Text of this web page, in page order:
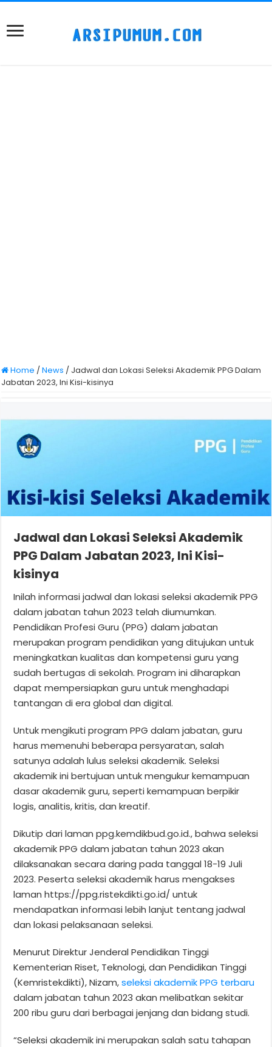
Home /News / Jadwal dan Lokasi Seleksi Akademik PPG Dalam
Jabatan 2023, Ini Kisi-kisinya
Jadwal dan Lokasi Seleksi Akademik
PPG Dalam Jabatan 2023, Ini Kisi-
kisinya
Inilah informasi jadwal dan lokasi seleksi akademik PPG
dalam jabatan tahun 2023 telah diumumkan.
Pendidikan Profesi Guru (PPG) dalam jabatan
merupakan program pendidikan yang ditujukan untuk
meningkatkan kualitas dan kompetensi guru yang
sudah bertugas di sekolah. Program ini diharapkan
dapat mempersiapkan guru untuk menghadapi
tantangan di era global dan digital.
Untuk mengikuti program PPG dalam jabatan, guru
harus memenuhi beberapa persyaratan, salah
satunya adalah lulus seleksi akademik. Seleksi
akademik ini bertujuan untuk mengukur kemampuan
dasar akademik guru, seperti kemampuan berpikir
logis, analitis, kritis, dan kreatif.
Dikutip dari laman ppg.kemdikbud.go.id., bahwa seleksi
akademik PPG dalam jabatan tahun 2023 akan
dilaksanakan secara daring pada tanggal 18-19 Juli
2023. Peserta seleksi akademik harus mengakses
laman https://ppg.ristekdikti.go.id/ untuk
mendapatkan informasi lebih lanjut tentang jadwal
dan lokasi pelaksanaan seleksi.
Menurut Direktur Jenderal Pendidikan Tinggi
Kementerian Riset, Teknologi, dan Pendidikan Tinggi
(Kemristekdikti), Nizam,seleksi akademik PPG terbaru
dalam jabatan tahun 2023 akan melibatkan sekitar
200 ribu guru dari berbagai jenjang dan bidang studi.
“Seleksi akademik ini merupakan salah satu tahapan